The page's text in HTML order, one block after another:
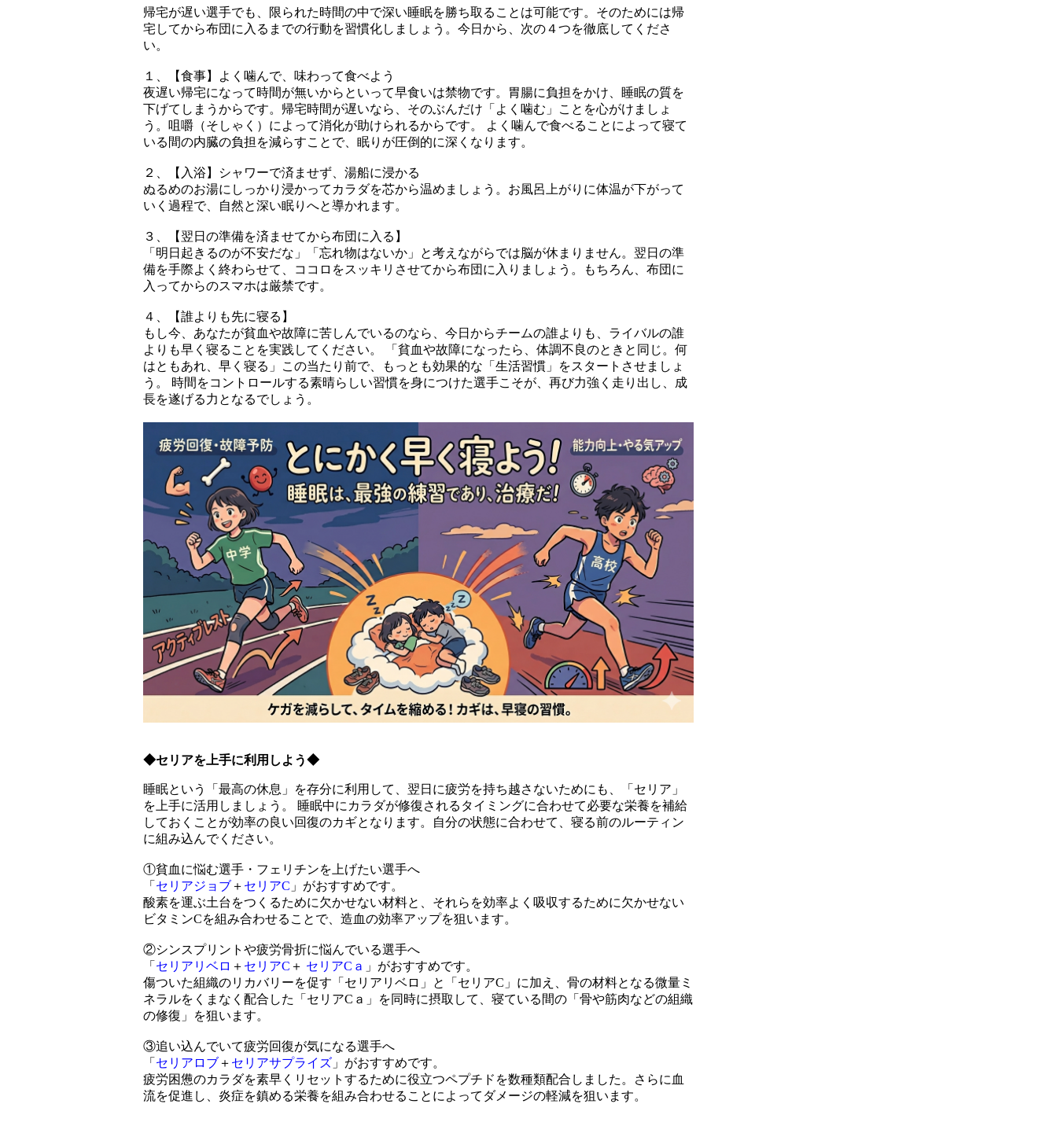
帰宅が遅い選手でも、限られた時間の中で深い睡眠を勝ち取ることは可能です。そのためには帰
宅してから布団に入るまでの行動を習慣化しましょう。今日から、次の４つを徹底してくださ
い。
１、【食事】よく噛んで、味わって食べよう
夜遅い帰宅になって時間が無いからといって早食いは禁物です。胃腸に負担をかけ、睡眠の質を
下げてしまうからです。帰宅時間が遅いなら、そのぶんだけ「よく噛む」ことを心がけましょ
う。咀嚼（そしゃく）によって消化が助けられるからです。 よく噛んで食べることによって寝て
いる間の内臓の負担を減らすことで、眠りが圧倒的に深くなります。
２、【入浴】シャワーで済ませず、湯船に浸かる
ぬるめのお湯にしっかり浸かってカラダを芯から温めましょう。お風呂上がりに体温が下がって
いく過程で、自然と深い眠りへと導かれます。
３、【翌日の準備を済ませてから布団に入る】
「明日起きるのが不安だな」「忘れ物はないか」と考えながらでは脳が休まりません。翌日の準
備を手際よく終わらせて、ココロをスッキリさせてから布団に入りましょう。もちろん、布団に
入ってからのスマホは厳禁です。
４、【誰よりも先に寝る】
もし今、あなたが貧血や故障に苦しんでいるのなら、今日からチームの誰よりも、ライバルの誰
よりも早く寝ることを実践してください。 「貧血や故障になったら、体調不良のときと同じ。何
はともあれ、早く寝る」この当たり前で、もっとも効果的な「生活習慣」をスタートさせましょ
う。 時間をコントロールする素晴らしい習慣を身につけた選手こそが、再び力強く走り出し、成
長を遂げる力となるでしょう。
◆セリアを上手に利用しよう◆
睡眠という「最高の休息」を存分に利用して、翌日に疲労を持ち越さないためにも、「セリア」
を上手に活用しましょう。 睡眠中にカラダが修復されるタイミングに合わせて必要な栄養を補給
しておくことが効率の良い回復のカギとなります。自分の状態に合わせて、寝る前のルーティン
に組み込んでください。
①貧血に悩む選手・フェリチンを上げたい選手へ
「 セリアジョブ＋ セリアC 」がおすすめです。
酸素を運ぶ土台をつくるために欠かせない材料と、それらを効率よく吸収するために欠かせない
ビタミンCを組み合わせることで、造血の効率アップを狙います。
②シンスプリントや疲労骨折に悩んでいる選手へ
「 セリアリベロ ＋ セリアC ＋ セリアCａ 」がおすすめです。
傷ついた組織のリカバリーを促す「セリアリベロ」と「セリアC」に加え、骨の材料となる微量ミ
ネラルをくまなく配合した「セリアCａ」を同時に摂取して、寝ている間の「骨や筋肉などの組織
の修復」を狙います。
③追い込んでいて疲労回復が気になる選手へ
「 セリアロブ＋ セリアサプライズ 」がおすすめです。
疲労困憊のカラダを素早くリセットするために役立つペプチドを数種類配合しました。さらに血
流を促進し、炎症を鎮める栄養を組み合わせることによってダメージの軽減を狙います。